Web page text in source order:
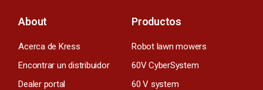
About
Acerca de Kress
Encontrar un distribuidor
Dealer portal
Productos
Robot lawn mowers
60V CyberSystem
60 V system